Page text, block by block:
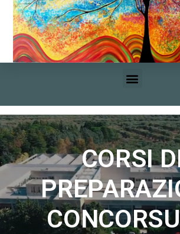
Home»CORSI DI PREPARAZIONE
CORSI